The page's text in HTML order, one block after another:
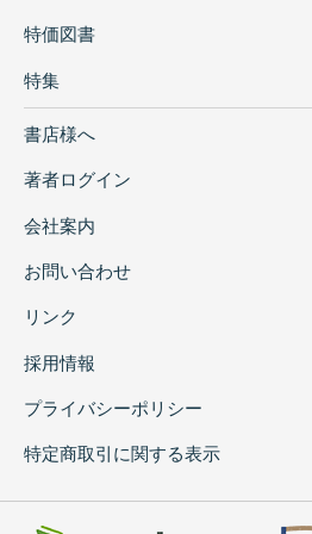
特価図書
特集
書店様へ
著者ログイン
会社案内
お問い合わせ
リンク
採用情報
プライバシーポリシー
特定商取引に関する表示